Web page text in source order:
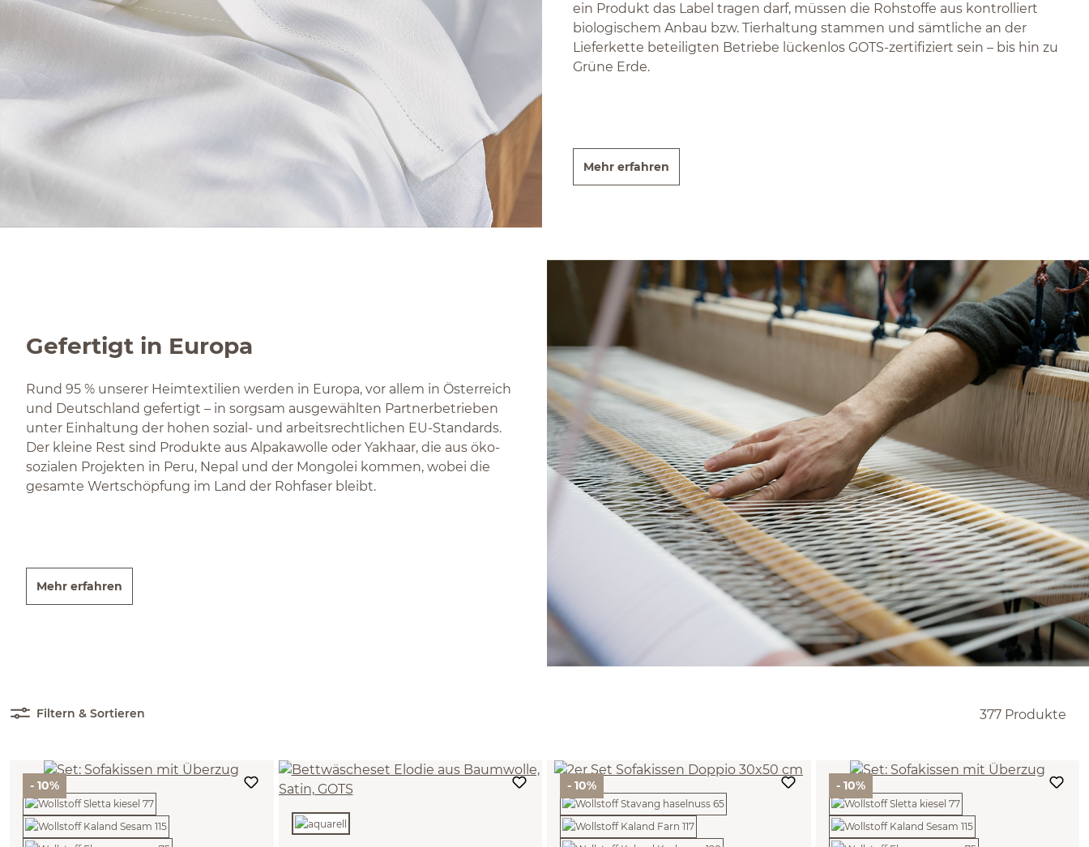
ein Produkt das Label tragen darf, müssen die Rohstoffe aus kontrolliert
biologischem Anbau bzw. Tierhaltung stammen und sämtliche an der
Lieferkette beteiligten Betriebe lückenlos GOTS-zertifiziert sein – bis hin zu
Grüne Erde.
Mehr erfahren
Gefertigt in Europa
Rund 95 % unserer Heimtextilien werden in Europa, vor allem in Österreich
und Deutschland gefertigt – in sorgsam ausgewählten Partnerbetrieben
unter Einhaltung der hohen sozial- und arbeitsrechtlichen EU-Standards.
Der kleine Rest sind Produkte aus Alpakawolle oder Yakhaar, die aus öko-
sozialen Projekten in Peru, Nepal und der Mongolei kommen, wobei die
gesamte Wertschöpfung im Land der Rohfaser bleibt.
Mehr erfahren
Filtern & Sortieren 377 Produkte
- 10% - 10% - 10%